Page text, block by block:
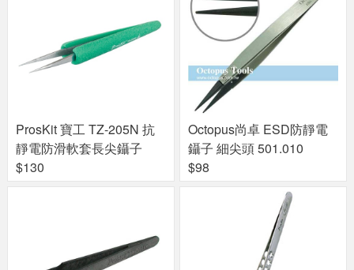
ProsKit 寶工 TZ-205N 抗
靜電防滑軟套長尖鑷子
$130
Octopus尚卓 ESD防靜電
鑷子 細尖頭 501.010
$98